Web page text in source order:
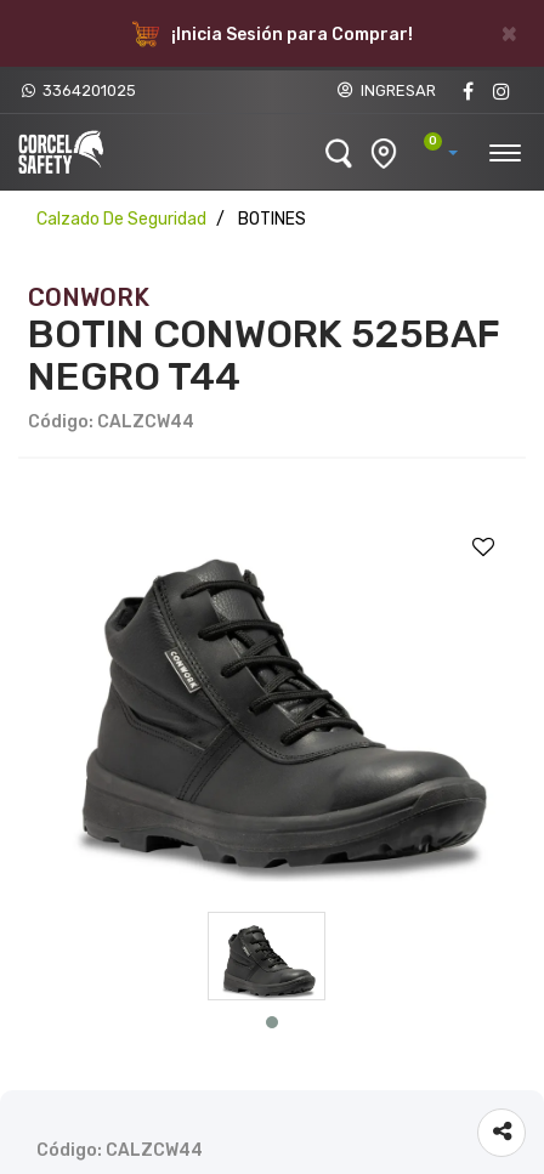
×
¡Inicia Sesión para Comprar!
3364201025 INGRESAR
0
Calzado De Seguridad BOTINES
CONWORK
BOTIN CONWORK 525BAF
NEGRO T44
Código: CALZCW44
Código: CALZCW44